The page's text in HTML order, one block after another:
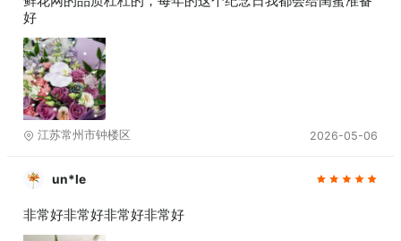
好
江苏常州市钟楼区 2026-05-06
un*le
非常好非常好非常好非常好